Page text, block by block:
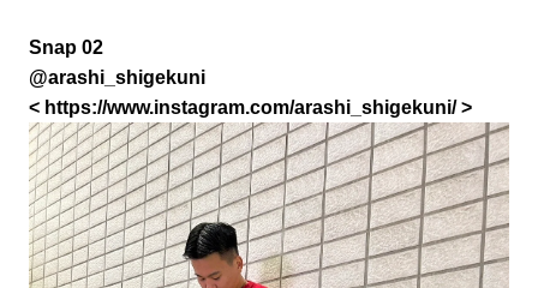
Snap 02
@arashi_shigekuni
< https://www.instagram.com/arashi_shigekuni/>